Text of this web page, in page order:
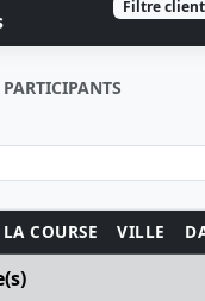
Filtre
COURSE VILLE